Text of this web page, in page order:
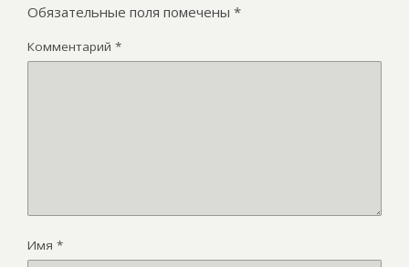
Обязательные поля помечены *
Комментарий *
Имя *